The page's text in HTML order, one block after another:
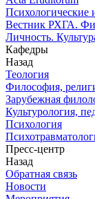
Психологические
Вестник РХГА.
Личность.
Кафедры
Назад
Теология
Философия,
Зарубежная
Культурология,
Психология
Пресс-центр
Назад
Обратная связь
Новости